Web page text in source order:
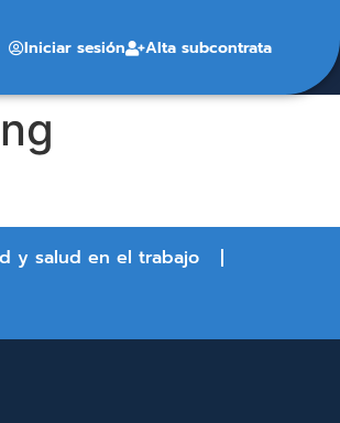
Iniciar sesión Alta subcontrata
y salud en el trabajo